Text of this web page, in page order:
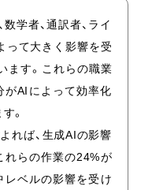
数学者、通訳者、ライ
って大きく影響を受
ます。これらの職業
がAIによって効率化
。
れば、生成AIの影響
れらの作業の24%が
レベルの影響を受け